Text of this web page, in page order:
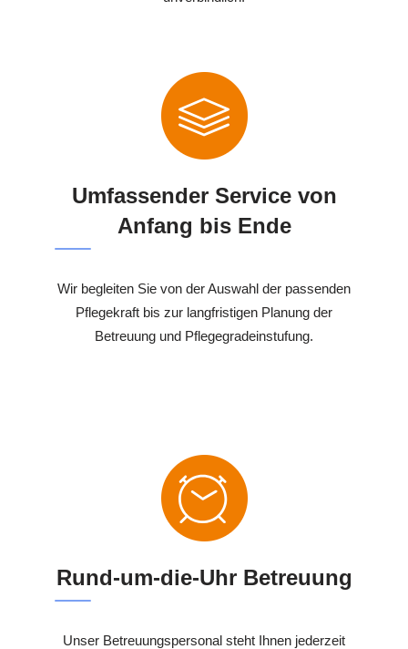
Umfassender Service von
Anfang bis Ende
Wir begleiten Sie von der Auswahl der passenden
Pflegekraft bis zur langfristigen Planung der
Betreuung und Pflegegradeinstufung.
Rund-um-die-Uhr Betreuung
Unser Betreuungspersonal steht Ihnen jederzeit